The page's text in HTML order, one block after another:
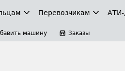
Перевозчикам
машину Заказы